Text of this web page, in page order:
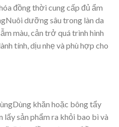
đồng thời cung cấp đủ ẩm
dưỡng sâu trong làn da
màu, cản trở quá trình hình
tính, dịu nhẹ và phù hợp cho
khăn hoặc bông tẩy
lấy sản phẩm ra khỏi bao bì và